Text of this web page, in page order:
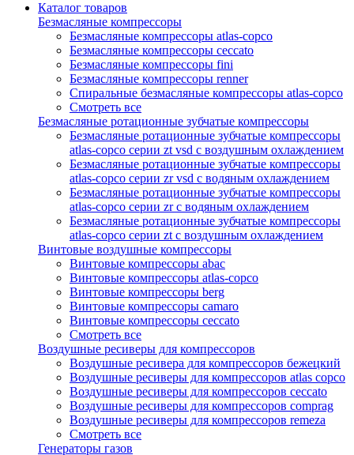
Каталог товаров
Безмасляные компрессоры
Безмасляные компрессоры atlas-copco
Безмасляные компрессоры ceccato
Безмасляные компрессоры fini
Безмасляные компрессоры renner
Спиральные безмасляные компрессоры atlas-copco
Смотреть все
Безмасляные ротационные зубчатые компрессоры
Безмасляные ротационные зубчатые компрессоры
atlas-copco серии zt vsd с воздушным охлаждением
Безмасляные ротационные зубчатые компрессоры
atlas-copco серии zr vsd с водяным охлаждением
Безмасляные ротационные зубчатые компрессоры
atlas-copco серии zr с водяным охлаждением
Безмасляные ротационные зубчатые компрессоры
atlas-copco серии zt с воздушным охлаждением
Винтовые воздушные компрессоры
Винтовые компрессоры abac
Винтовые компрессоры atlas-copco
Винтовые компрессоры berg
Винтовые компрессоры camaro
Винтовые компрессоры ceccato
Смотреть все
Воздушные ресиверы для компрессоров
Воздушные ресивера для компрессоров бежецкий
Воздушные ресиверы для компрессоров atlas copco
Воздушные ресиверы для компрессоров ceccato
Воздушные ресиверы для компрессоров comprag
Воздушные ресиверы для компрессоров remeza
Смотреть все
Генераторы газов